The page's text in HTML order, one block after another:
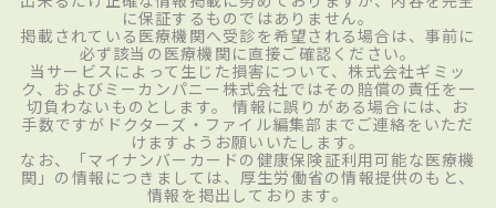
に保証するものではありません。
掲載されている医療機関へ受診を希望される場合は、事前に
必ず該当の医療機関に直接ご確認ください。
当サービスによって生じた損害について、株式会社ギミッ
ク、およびミーカンパニー株式会社ではその賠償の責任を一
切負わないものとします。 情報に誤りがある場合には、お
手数ですがドクターズ・ファイル編集部までご連絡をいただ
けますようお願いいたします。
なお、「マイナンバーカードの健康保険証利用可能な医療機
関」の情報につきましては、厚生労働省の情報提供のもと、
情報を掲出しております。